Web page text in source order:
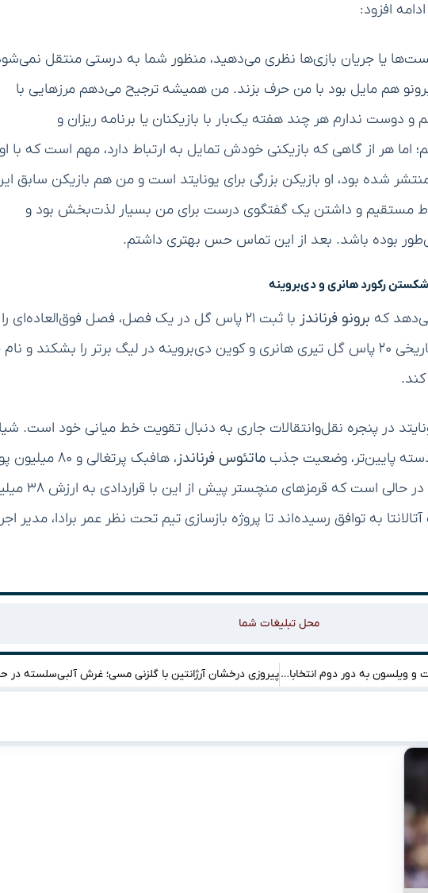
افزود:
یا جریان بازی‌ها نظری می‌دهید، منظور شما به درستی منتقل
هم مایل بود با من حرف بزند. من همیشه ترجیح می‌دهم مرزهایی با
و دوست ندارم هر چند هفته یک‌بار با بازیکنان یا برنامه‌ ریزان و
هر از گاهی که بازیکنی خودش تمایل به ارتباط دارد، مهم است که با او
شده بود، او بازیکن بزرگی برای یونایتد است و من هم بازیکن سابق
مستقیم و داشتن یک گفتگوی درست برای من بسیار لذت‌بخش بود و
بوده باشد. بعد از این تماس حس بهتری داشتم.
و شکستن رکورد هانری و دی‌بروینه
که برونو فرناندز
با ثبت ۲۱ پاس گل در یک فصل، فصل فوق‌العاده‌ای
سر گذاشت و موفق شد رکورد تاریخی ۲۰ پاس گل تیری هانری و کوین دی‌بروینه در لیگ برتر را بشکند و
در پنجره نقل‌وانتقالات جاری به دنبال تقویت خط میانی خود است.
پایین‌تر، وضعیت جذبماتئوس فرناندز
، هافبک پرتغالی و ۸۰
چکش‌ها را بررسی می‌کنند. این در حالی است که قرمزهای
به توافق رسیده‌اند تا پروژه بازسازی تیم تحت نظر عمر برادا، مدیر
محل تبلیغات شما
رقابت داغ در کارولینای جنوبی؛ اویت و ویلسون به دور دوم انتخابات فرمانداری رفتند